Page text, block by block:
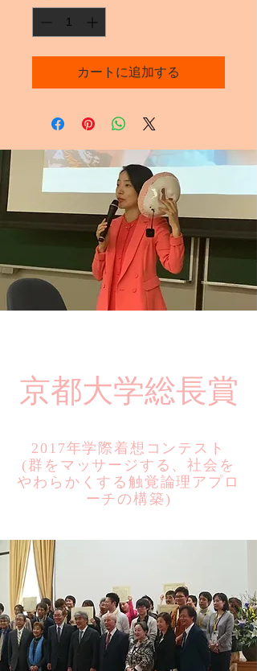
カートに追加する
​京都大学総長賞
2017年学際着想コンテスト
​(群をマッサージする、社会を
やわらかくする触覚論理アプロ
ーチの構築)